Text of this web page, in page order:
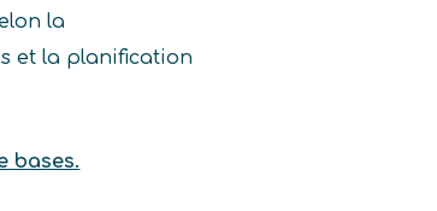
la
et la planification
bases.